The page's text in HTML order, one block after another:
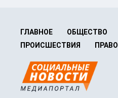
ГЛАВНОЕ ОБЩЕСТВО
ПРОИСШЕСТВИЯ
ПРАВО